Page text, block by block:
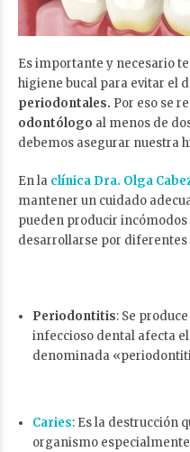
Es importante y necesario
higiene bucal para evitar el
periodontales. Por eso se
odontólogo al menos de
debemos asegurar nuestra
En la clínica Dra. Olga
mantener un cuidado
pueden producir
desarrollarse por diferentes
Periodontitis: Se
infeccioso dental afecta
denominada
Caries: Es la destrucción
organismo